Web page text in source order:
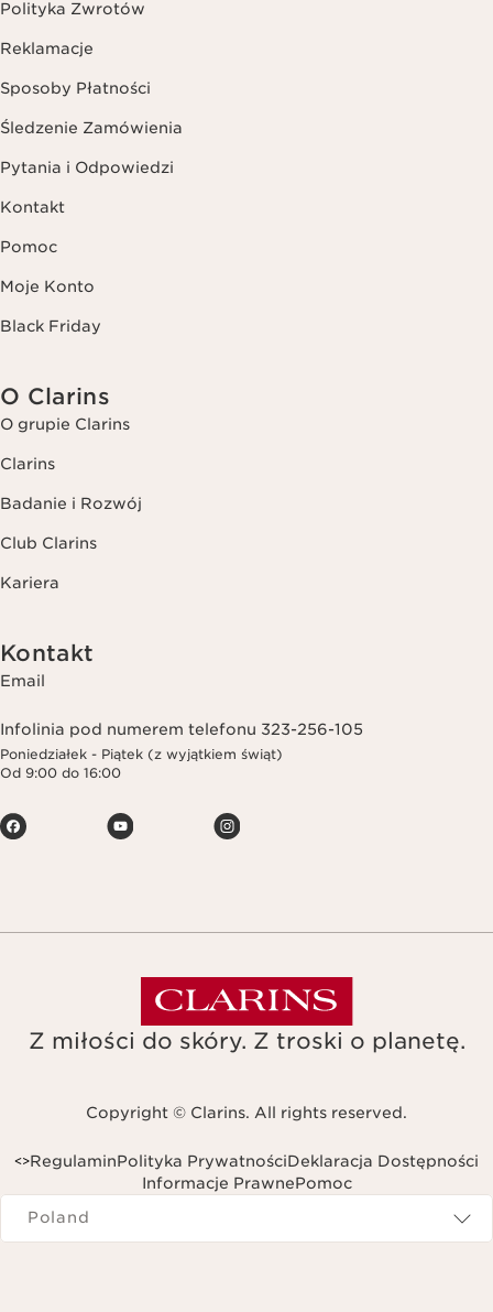
Polityka Zwrotów
Reklamacje
Sposoby Płatności
Śledzenie Zamówienia
Pytania i Odpowiedzi
Kontakt
Pomoc
Moje Konto
Black Friday
O Clarins
O grupie Clarins
Clarins
Badanie i Rozwój
Club Clarins
Kariera
Kontakt
Email
Infolinia pod numerem telefonu 323-256-105
Poniedziałek - Piątek (z wyjątkiem świąt)
Od 9:00 do 16:00
Z miłości do skóry. Z troski o planetę.
Copyright © Clarins. All rights reserved.
RegulaminPolityka PrywatnościDeklaracja Dostępności
<
Informacje Prawne
>
Pomoc
Navigates to
Poland